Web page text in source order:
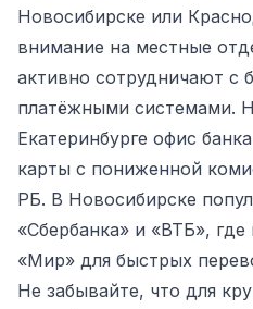
Новосибирске или
внимание на местные
активно сотрудничают с
платёжными системами.
Екатеринбурге офис
карты с пониженной
РБ. В Новосибирске
«Сбербанка» и «ВТБ»,
«Мир» для быстрых
Не забывайте, что для